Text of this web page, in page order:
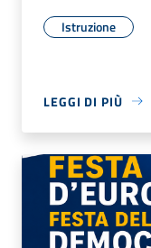
Istruzione
LEGGI DI PIÙ